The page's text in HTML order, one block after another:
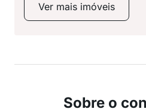
Ver mais imóveis
Sobre o